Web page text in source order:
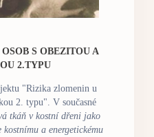
S OBEZITOU A
2.TYPU
"Rizika zlomenin u
2. typu".V současné
tkáň v kostní dřeni jako
a energetickému